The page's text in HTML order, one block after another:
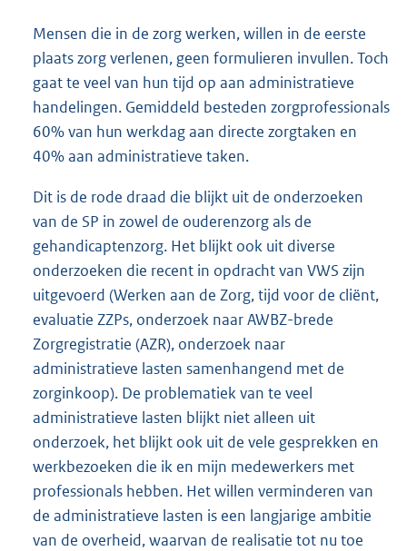
Mensen die in de zorg werken, willen in de eerste
plaats zorg verlenen, geen formulieren invullen. Toch
gaat te veel van hun tijd op aan administratieve
handelingen. Gemiddeld besteden zorgprofessionals
60% van hun werkdag aan directe zorgtaken en
40% aan administratieve taken.
Dit is de rode draad die blijkt uit de onderzoeken
van de SP in zowel de ouderenzorg als de
gehandicaptenzorg. Het blijkt ook uit diverse
onderzoeken die recent in opdracht van VWS zijn
uitgevoerd (Werken aan de Zorg, tijd voor de cliënt,
evaluatie ZZPs, onderzoek naar AWBZ-brede
Zorgregistratie (AZR), onderzoek naar
administratieve lasten samenhangend met de
zorginkoop). De problematiek van te veel
administratieve lasten blijkt niet alleen uit
onderzoek, het blijkt ook uit de vele gesprekken en
werkbezoeken die ik en mijn medewerkers met
professionals hebben. Het willen verminderen van
de administratieve lasten is een langjarige ambitie
van de overheid, waarvan de realisatie tot nu toe